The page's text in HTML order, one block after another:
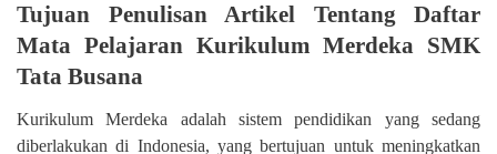
Tujuan Penulisan Artikel Tentang Daftar
Mata Pelajaran Kurikulum Merdeka SMK
Tata Busana
Kurikulum Merdeka adalah sistem pendidikan yang sedang
diberlakukan di Indonesia, yang bertujuan untuk meningkatkan